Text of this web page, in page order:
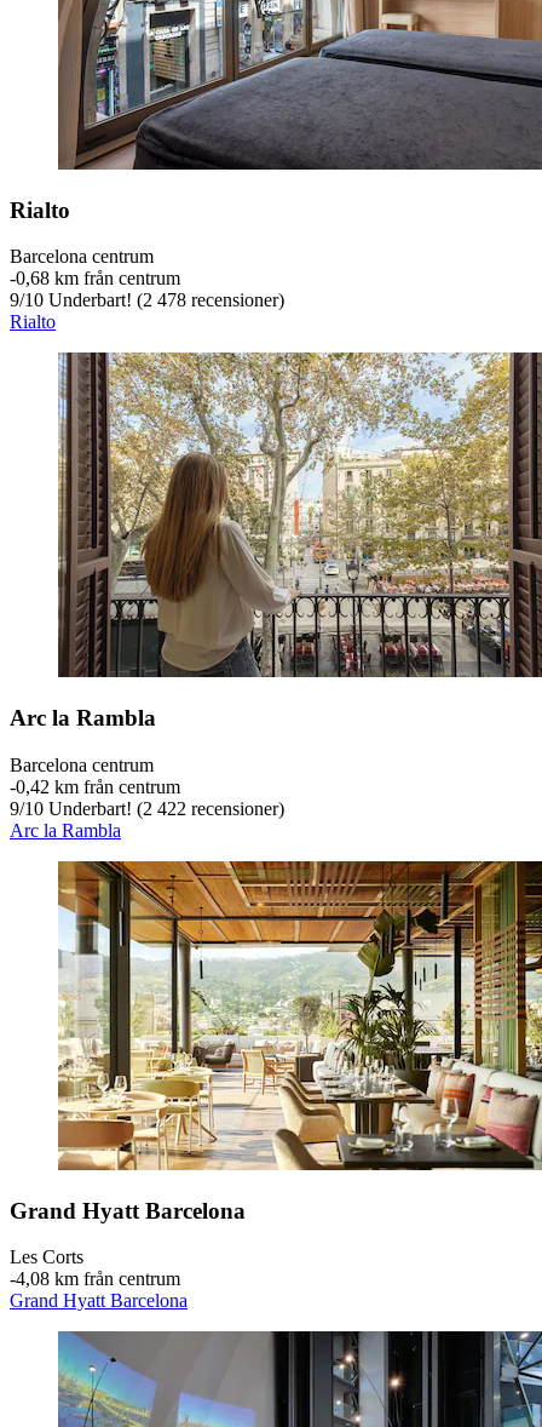
Rialto
Barcelona centrum
‐0,68 km från centrum
9/10 Underbart! (2 478 recensioner)
Rialto
Arc la Rambla
Barcelona centrum
‐0,42 km från centrum
9/10 Underbart! (2 422 recensioner)
Arc la Rambla
Grand Hyatt Barcelona
Les Corts
‐4,08 km från centrum
Grand Hyatt Barcelona